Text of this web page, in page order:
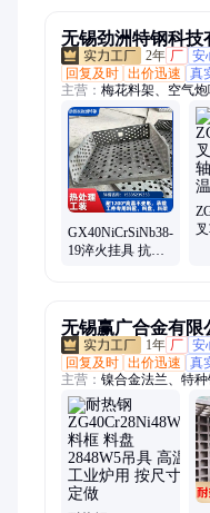
无锡劲洲特钢科技
2年 厂 安
回复及时 出价迅速 真
主营： 梅花料架、空气
淬火料筐、台车炉炉底
件、滑轨料盘、焦罐车
铁、窑头护板、燃气炉
SUS310S、HK-40、
炉垫板
GX40NiCrSiNb38-
19淬火挂具 抗高
无锡赢广合金有限
1年 厂 安
回复及时 出价迅速 真
主营： 镍合金法兰、特